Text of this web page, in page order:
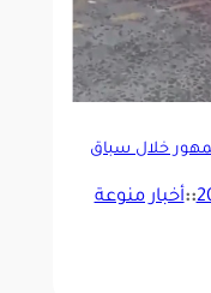
خلال سباق
::أخبار منوعة